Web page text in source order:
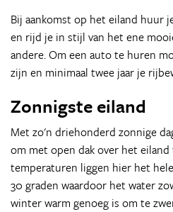
Bij aankomst op het eiland huur
en rijd je in stijl van het ene
andere. Om een auto te huren
zijn en minimaal twee jaar je
Zonnigste eiland
Met zo'n driehonderd zonnige
om met open dak over het
temperaturen liggen hier het
30 graden waardoor het water
winter warm genoeg is om te